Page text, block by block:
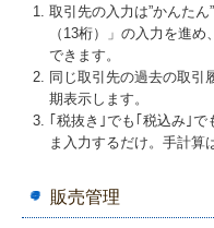
取引先の入力は”かんた
（13桁）」の入力を進
できます。
同じ取引先の過去の取引
期表示します。
｢税抜き｣でも｢税込み｣
ま入力するだけ。手計算
販売管理